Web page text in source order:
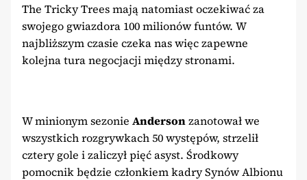
The Tricky Trees mają natomiast oczekiwać za
swojego gwiazdora 100 milionów funtów. W
najbliższym czasie czeka nas więc zapewne
kolejna tura negocjacji między stronami.
W minionym sezonie Andersonzanotował we
wszystkich rozgrywkach 50 występów, strzelił
cztery gole i zaliczył pięć asyst. Środkowy
pomocnik będzie członkiem kadry Synów Albionu